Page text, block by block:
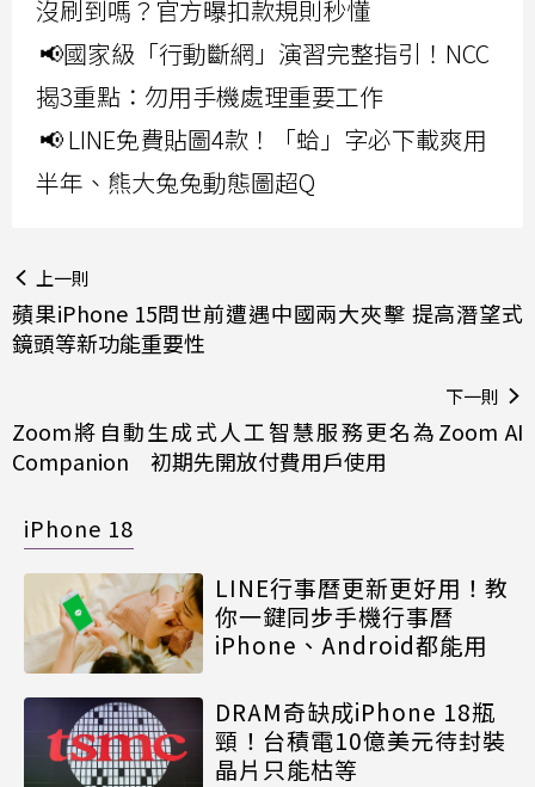
沒刷到嗎？官方曝扣款規則秒懂
📢國家級「行動斷網」演習完整指引！NCC
揭3重點：勿用手機處理重要工作
📢 LINE免費貼圖4款！「蛤」字必下載爽用
半年、熊大兔兔動態圖超Q
上一則
蘋果iPhone 15問世前遭遇中國兩大夾擊 提高潛望式
鏡頭等新功能重要性
下一則
Zoom將自動生成式人工智慧服務更名為Zoom AI
Companion 初期先開放付費用戶使用
iPhone 18
LINE行事曆更新更好用！教
你一鍵同步手機行事曆
iPhone、Android都能用
DRAM奇缺成iPhone 18瓶
頸！台積電10億美元待封裝
晶片只能枯等